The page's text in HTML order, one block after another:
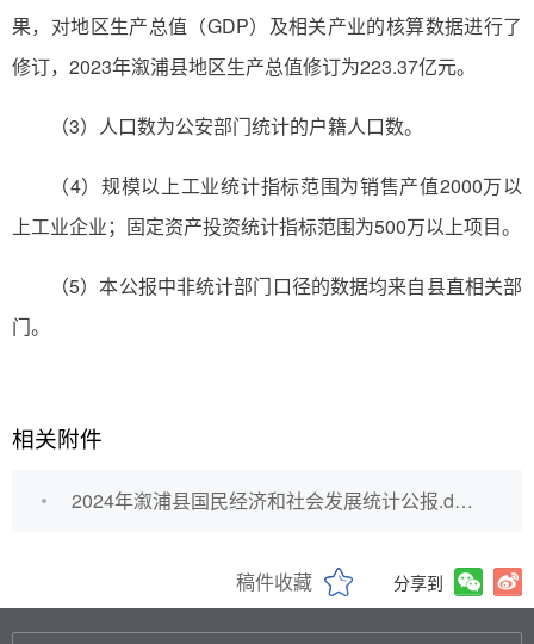
果，对地区生产总值（GDP）及相关产业的核算数据进行了
修订，2023年溆浦县地区生产总值修订为223.37亿元。
（3）人口数为公安部门统计的户籍人口数。
（4）规模以上工业统计指标范围为销售产值2000万以
上工业企业；固定资产投资统计指标范围为500万以上项目。
（5）本公报中非统计部门口径的数据均来自县直相关部
门。
相关附件
2024年溆浦县国民经济和社会发展统计公报.docx
稿件收藏 分享到